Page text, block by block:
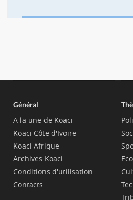
Général
A la une de Koaci
Koaci Côte d'Ivoire
Koaci Afrique
Archives Koaci
Conditions d'utilisation
Contacts